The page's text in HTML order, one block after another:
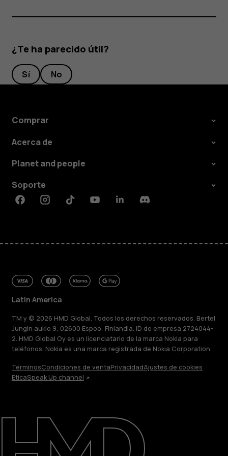
Reparar, reutilizar, reciclar
Sostenibilidad
Soporte
¿Te ha parecido útil?
Sí No
Comprar
Acerca de
Planet and people
Soporte
FacebookInstagramTiktokYoutubeLinkedinDiscord
Latin America
TM y © 2026 HMD Global. Todos los derechos reservados. Bertel
Jungin aukio 9, 02600 Espoo, Finlandia. ID de empresa 2724044-
2. HMD Global Oy es un licenciatario de la marca Nokia para
teléfonos. Nokia es una marca registrada de Nokia Corporation.
TérminosCondiciones de ventaPrivacidadAjustes de cookies
ÉticaSpeak Up channel